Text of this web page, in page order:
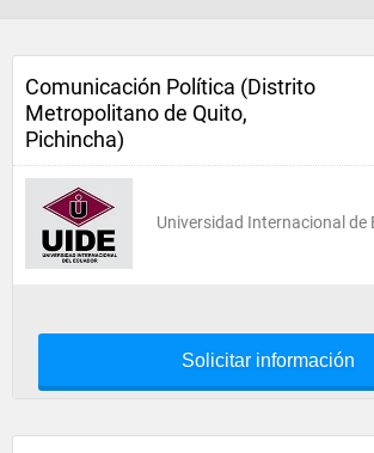
Comunicación Política (Distrito
Metropolitano de Quito,
Pichincha)
Universidad Internacional de
Solicitar información